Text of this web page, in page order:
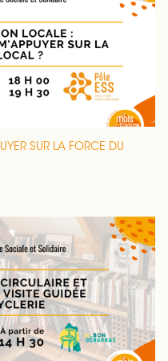
SUR LA FORCE DU